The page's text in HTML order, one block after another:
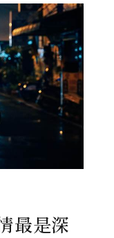
最是深